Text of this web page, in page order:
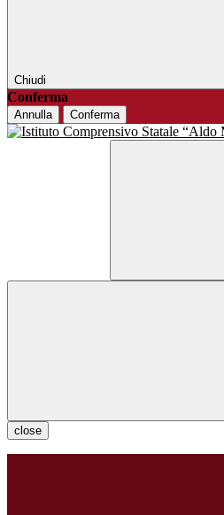
Chiudi
Conferma
Annulla Conferma
close